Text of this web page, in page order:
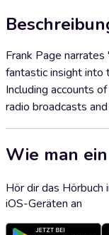
Frank Page
fantastic insight into
Including accounts
radio broadcasts
Wie man
Hör dir das
iOS-Geräten an